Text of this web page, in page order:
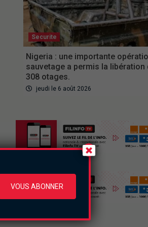
Securite
Nigeria : une importante
sauvetage a permis la libération
308 otages.
jeudi le 6 août 2026
VOUS ABONNER